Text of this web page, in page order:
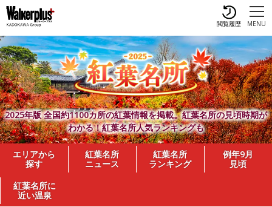
MENU
閲覧履歴
2025年版 全国約1100カ所の紅葉情報を掲載。紅葉名所の見頃時期が
わかる！紅葉名所人気ランキングも
エリアから
探す
紅葉名所
ニュース
紅葉名所
ランキング
例年9月
見頃
紅葉名所に
近い温泉